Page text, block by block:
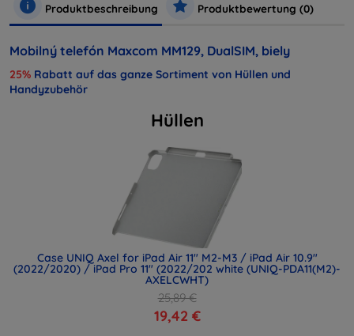
Produktbeschreibung Produktbewertung (0)
Mobilný telefón Maxcom MM129, DualSIM, biely
25% Rabatt auf das ganze Sortiment von Hüllen und
Handyzubehör
Hüllen
Case UNIQ Axel for iPad Air 11" M2-M3 / iPad Air 10.9"
(2022/2020) / iPad Pro 11" (2022/202 white (UNIQ-PDA11(M2)-
AXELCWHT)
25,89 €
19,42 €